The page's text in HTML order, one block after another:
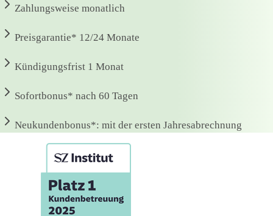
Zahlungsweise monatlich
Preisgarantie* 12/24 Monate
Kündigungsfrist 1 Monat
Sofortbonus* nach 60 Tagen
Neukundenbonus*: mit der ersten Jahresabrechnung